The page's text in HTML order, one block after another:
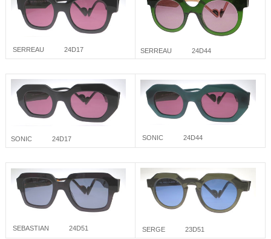
SERREAU 24D17 SERREAU 24D44
SONIC 24D17 SONIC 24D44
SEBASTIAN 24D51 SERGE 23D51